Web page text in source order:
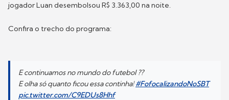
jogador Luan desembolsou R$ 3.363,00 na noite.
Confira o trecho do programa:
E continuamos no mundo do futebol ??
E olha só quanto ficou essa continha!#FofocalizandoNoSBT
pic.twitter.com/C9EDUs8Hhf